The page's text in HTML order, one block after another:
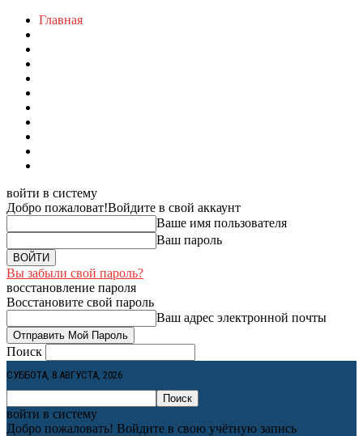
Главная
войти в систему
Добро пожаловат!Войдите в свой аккаунт
Ваше имя пользователя
Ваш пароль
Вы забыли свой пароль?
восстановление пароля
Восстановите свой пароль
Ваш адрес электронной почты
Поиск
СУББОТА, 8 АВГУСТА, 2026
войти в систему
Добро пожаловать! Войдите в свою учётную запись